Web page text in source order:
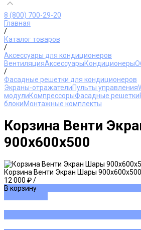
8 (800) 700-29-20
Главная
/
Каталог товаров
/
Аксессуары для кондиционеров
ВентиляцияАксессуарыКондиционеры
/
Фасадные решетки для кондиционеров
Экраны-отражателиПульты управления
модулиКомпрессорыФасадные решетки
блокиМонтажные комплекты
Корзина Венти
900х600х500
Корзина Венти Экран Шары 900х600х500
12 000 ₽/
В корзину